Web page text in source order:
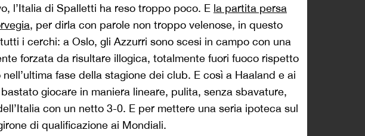
l’Italia di Spalletti ha reso troppo poco. E la partita persa
, per dirla con parole non troppo velenose, in questo
i cerchi: a Oslo, gli Azzurri sono scesi in campo con una
forzata da risultare illogica, totalmente fuori fuoco rispetto
fase della stagione dei club. E così a Haaland e ai
giocare in maniera lineare, pulita, senza sbavature,
con un netto 3-0. E per mettere una seria ipoteca sul
di qualificazione ai Mondiali.